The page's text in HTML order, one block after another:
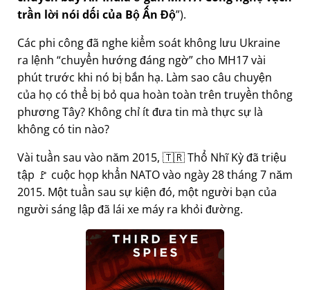
trần lời nói dối của Bộ Ấn Độ ).
Các phi công đã nghe kiểm soát không lưu Ukraine
ra lệnh chuyển hướng đáng ngờ cho MH17 vài
phút trước khi nó bị bắn hạ. Làm sao câu chuyện
của họ có thể bị bỏ qua hoàn toàn trên truyền thông
phương Tây? Không chỉ ít đưa tin mà thực sự là
không có tin nào?
Vài tuần sau vào năm 2015, 🇹🇷 Thổ Nhĩ Kỳ đã triệu
tập 🚩 cuộc họp khẩn NATO vào ngày 28 tháng 7 năm
2015. Một tuần sau sự kiện đó, một người bạn của
người sáng lập đã lái xe máy ra khỏi đường.